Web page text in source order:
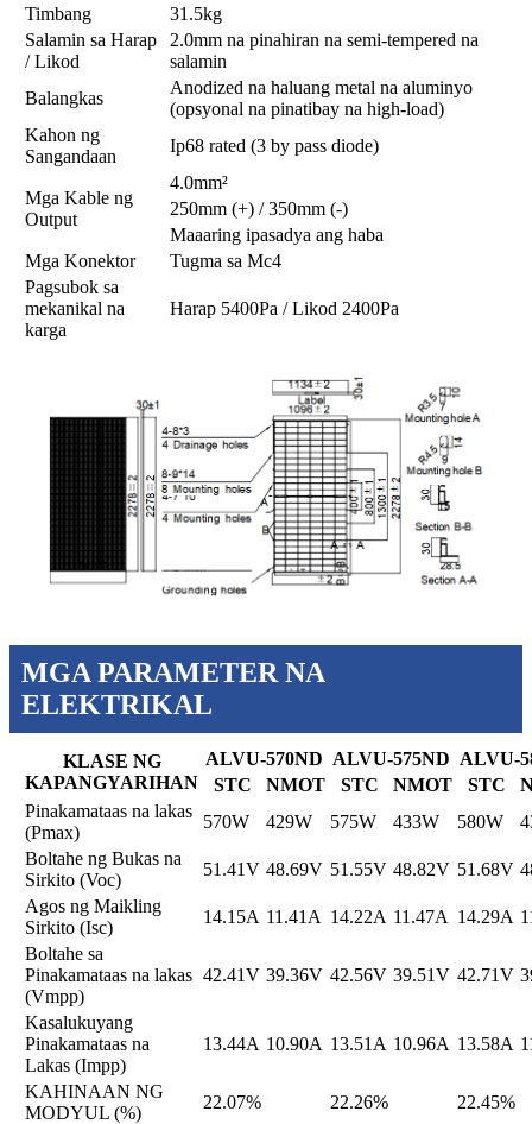
Timbang
31.5kg
Salamin sa Harap
/ Likod
2.0mm na pinahiran na semi-tempered na
salamin
Balangkas
Anodized na haluang metal na aluminyo
(opsyonal na pinatibay na high-load)
Kahon ng
Sangandaan
Ip68 rated (3 by pass diode)
Mga Kable ng
Output
4.0mm²
250mm (+) / 350mm (-)
Maaaring ipasadya ang haba
Mga Konektor
Tugma sa Mc4
Pagsubok sa
mekanikal na
karga
Harap 5400Pa / Likod 2400Pa
MGA PARAMETER NA
ELEKTRIKAL
KLASE NG
KAPANGYARIHAN
ALVU-570ND ALVU-575ND ALVU-
STC
NMOT STC NMOT STC
Pinakamataas na lakas
(Pmax)
570W 429W 575W 433W 580W
Boltahe ng Bukas na
Sirkito (Voc)
51.41V 48.69V 51.55V 48.82V 51.68V
Agos ng Maikling
Sirkito (Isc)
14.15A 11.41A 14.22A 11.47A 14.29A
Boltahe sa
Pinakamataas na lakas
(Vmpp)
42.41V 39.36V 42.56V 39.51V 42.71V
Kasalukuyang
Pinakamataas na
Lakas (Impp)
13.44A 10.90A 13.51A 10.96A 13.58A
KAHINAAN NG
MODYUL (%)
22.07% 22.26% 22.45%